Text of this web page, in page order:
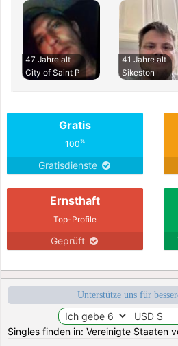
47 Jahre alt
City of Saint P
41 Jahre alt
Sikeston
Gratis
100%
Gratisdienste
Ernsthaft
Top-Profile
Geprüft
Unterstütze uns für
Singles finden in: Vereinigte Staaten